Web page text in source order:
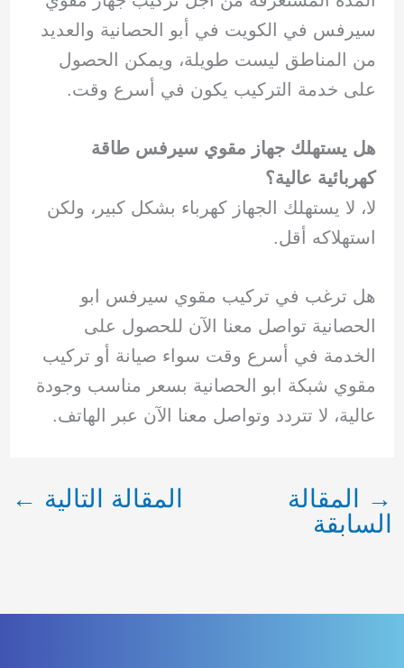
سيرفس في الكويت في أبو الحصانية والعديد
من المناطق ليست طويلة، ويمكن الحصول
على خدمة التركيب يكون في أسرع وقت.
هل يستهلك جهاز مقوي سيرفس طاقة
كهربائية عالية؟
لا، لا يستهلك الجهاز كهرباء بشكل كبير، ولكن
استهلاكه أقل.
هل ترغب في تركيب مقوي سيرفس ابو
الحصانية تواصل معنا الآن للحصول على
الخدمة في أسرع وقت سواء صيانة أو تركيب
مقوي شبكة ابو الحصانية بسعر مناسب وجودة
عالية، لا تتردد وتواصل معنا الآن عبر الهاتف.
→
المقالة
السابقة
المقالة التالية ←